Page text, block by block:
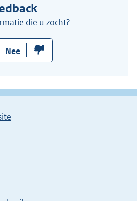
die u zocht?
Nee